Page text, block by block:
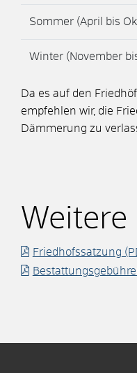
Sommer (April bis
Winter (November
Da es auf den
empfehlen wir, die
Dämmerung zu
Weitere
Friedhofssatzung